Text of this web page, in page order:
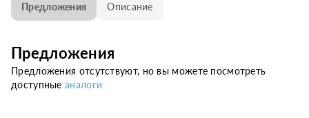
Предложения Описание
Предложения
Предложения отсутствуют, но вы можете посмотреть
доступныеаналоги